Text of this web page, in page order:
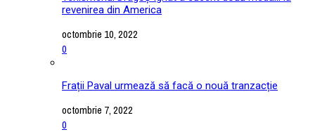
revenirea din America
octombrie 10, 2022
0
Frații Paval urmează să facă o nouă tranzacție
octombrie 7, 2022
0